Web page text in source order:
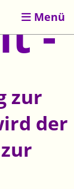
Menü
-
zur
der